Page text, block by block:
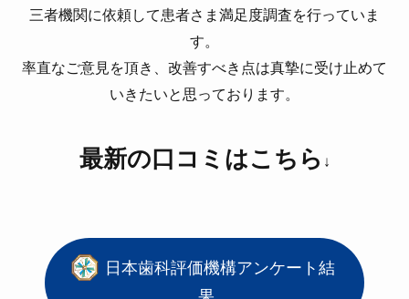
三者機関に依頼して患者さま満足度調査を行っていま
す。
率直なご意見を頂き、改善すべき点は真摯に受け止めて
いきたいと思っております。
最新の口コミはこちら ↓
日本歯科評価機構アンケート結